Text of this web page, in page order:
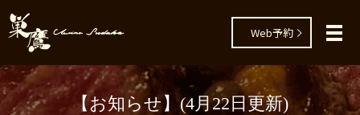
Web予約 メ
【お知らせ】(4月22日更新)